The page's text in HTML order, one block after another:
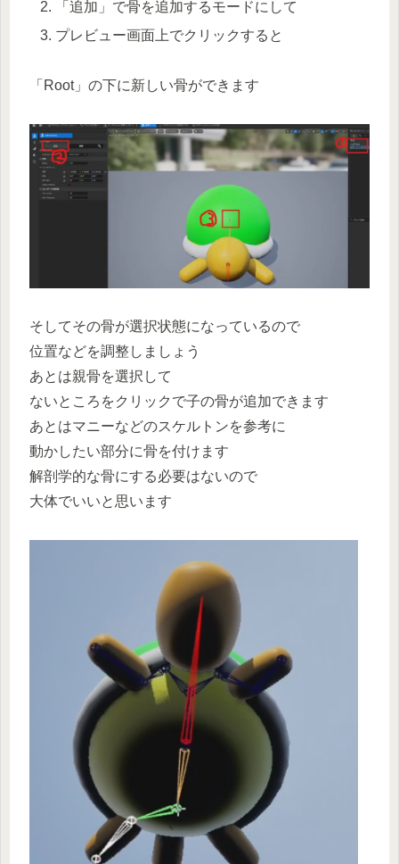
「追加」で骨を追加するモードにして
プレビュー画面上でクリックすると
「Root」の下に新しい骨ができます
そしてその骨が選択状態になっているので
位置などを調整しましょう
あとは親骨を選択して
ないところをクリックで子の骨が追加できます
あとはマニーなどのスケルトンを参考に
動かしたい部分に骨を付けます
解剖学的な骨にする必要はないので
大体でいいと思います